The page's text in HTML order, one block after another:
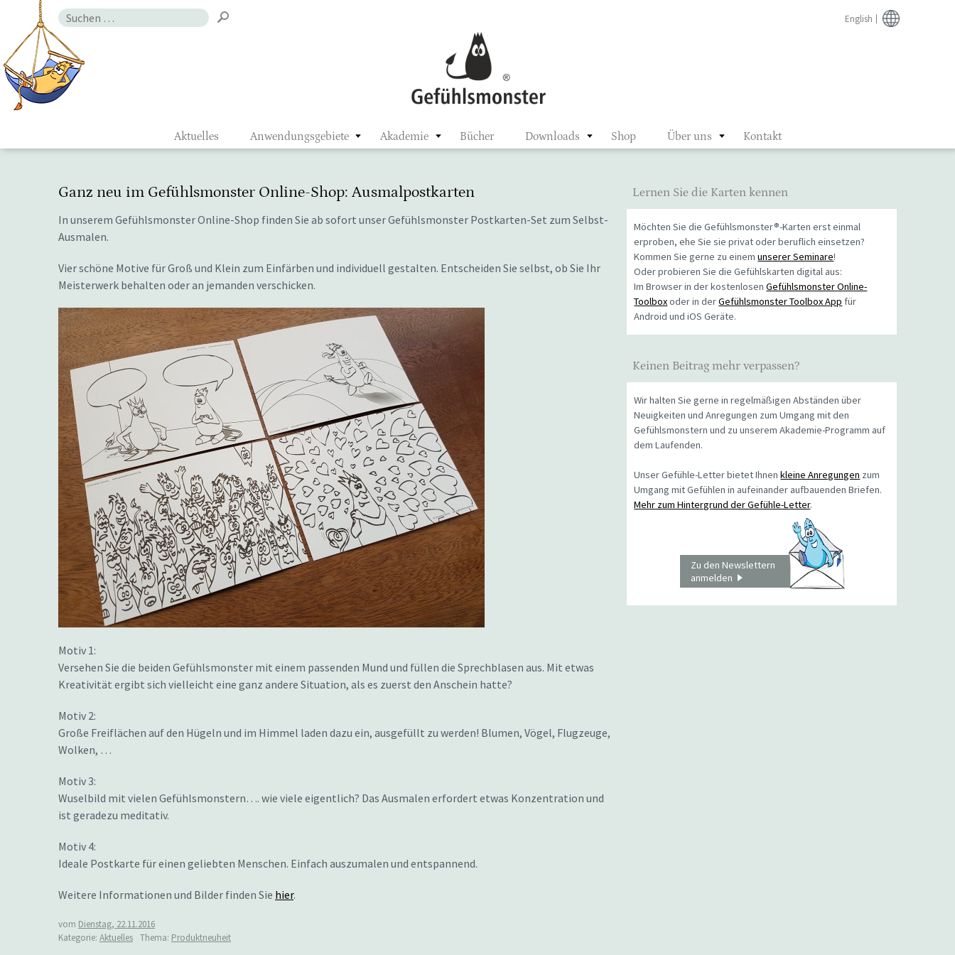
Aktuelles Anwendungsgebiete Akademie Bücher Downloads Shop Über uns Kontakt
English
Suchen
Ganz neu im Gefühlsmonster Online-Shop: Ausmalpostkarten
In unserem Gefühlsmonster Online-Shop finden Sie ab sofort unser Gefühlsmonster Postkarten-Set zum Selbst-
Ausmalen.
Vier schöne Motive für Groß und Klein zum Einfärben und individuell gestalten. Entscheiden Sie selbst, ob Sie Ihr
Meisterwerk behalten oder an jemanden verschicken.
Motiv 1:
Versehen Sie die beiden Gefühlsmonster mit einem passenden Mund und füllen die Sprechblasen aus. Mit etwas
Kreativität ergibt sich vielleicht eine ganz andere Situation, als es zuerst den Anschein hatte?
Motiv 2:
Große Freiflächen auf den Hügeln und im Himmel laden dazu ein, ausgefüllt zu werden! Blumen, Vögel, Flugzeuge,
Wolken, …
Motiv 3:
Wuselbild mit vielen Gefühlsmonstern…. wie viele eigentlich? Das Ausmalen erfordert etwas Konzentration und
ist geradezu meditativ.
Motiv 4:
Ideale Postkarte für einen geliebten Menschen. Einfach auszumalen und entspannend.
Weitere Informationen und Bilder finden Sie hier.
vom Dienstag, 22.11.2016
Kategorie: Aktuelles Thema: Produktneuheit
Lernen Sie die Karten kennen
Möchten Sie die Gefühlsmonster®-Karten erst einmal
erproben, ehe Sie sie privat oder beruflich einsetzen?
Kommen Sie gerne zu einemunserer Seminare!
Oder probieren Sie die Gefühlskarten digital aus:
Im Browser in der kostenlosenGefühlsmonster Online-
Toolboxoder in derGefühlsmonster Toolbox App für
Android und iOS Geräte.
Keinen Beitrag mehr verpassen?
Wir halten Sie gerne in regelmäßigen Abständen über
Neuigkeiten und Anregungen zum Umgang mit den
Gefühlsmonstern und zu unserem Akademie-Programm auf
dem Laufenden.
Unser Gefühle-Letter bietet Ihnenkleine Anregungen zum
Umgang mit Gefühlen in aufeinander aufbauenden Briefen.
Mehr zum Hintergrund der Gefühle-Letter.
Zu den Newslettern
anmelden